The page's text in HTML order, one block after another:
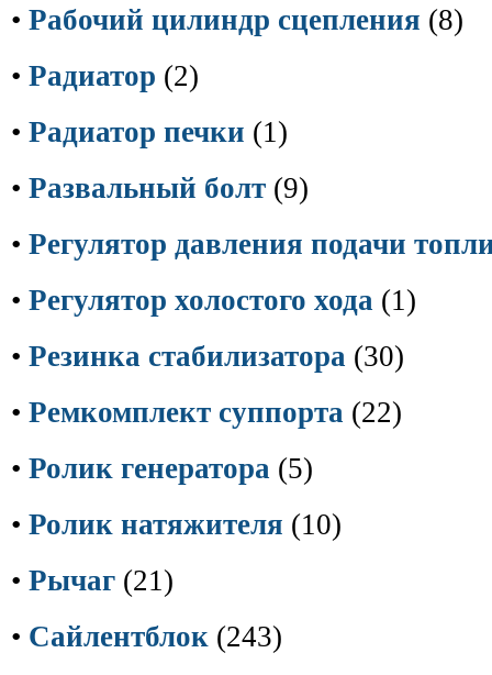
• Рабочий цилиндр сцепления (8)
• Радиатор (2)
• Радиатор печки (1)
• Развальный болт (9)
• Регулятор давления подачи
• Регулятор холостого хода (1)
• Резинка стабилизатора (30)
• Ремкомплект суппорта (22)
• Ролик генератора (5)
• Ролик натяжителя (10)
• Рычаг (21)
• Сайлентблок (243)